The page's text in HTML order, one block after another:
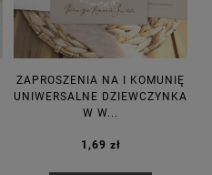
ZAPROSZENIA NA I KOMUNIĘ
UNIWERSALNE DZIEWCZYNKA
W W...
1,69 zł